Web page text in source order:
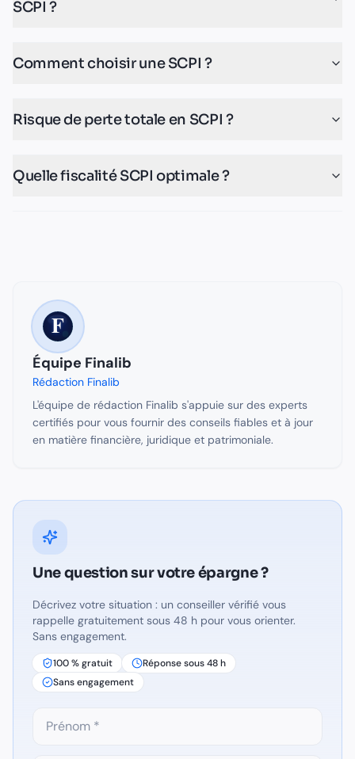
SCPI ?
Comment choisir une SCPI ?
Risque de perte totale en SCPI ?
Quelle fiscalité SCPI optimale ?
Équipe Finalib
Rédaction Finalib
L'équipe de rédaction Finalib s'appuie sur des experts
certifiés pour vous fournir des conseils fiables et à jour
en matière financière, juridique et patrimoniale.
Une question survotre épargne?
Décrivez votre situation : un conseiller vérifié vous
rappelle gratuitement sous 48 h pour vous orienter.
Sans engagement.
100 % gratuit
Réponse sous 48 h
Sans engagement